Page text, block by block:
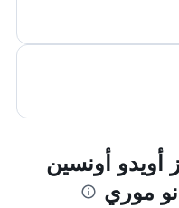
أويدو أونسين
موري